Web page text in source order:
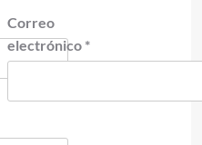
Correo
electrónico *